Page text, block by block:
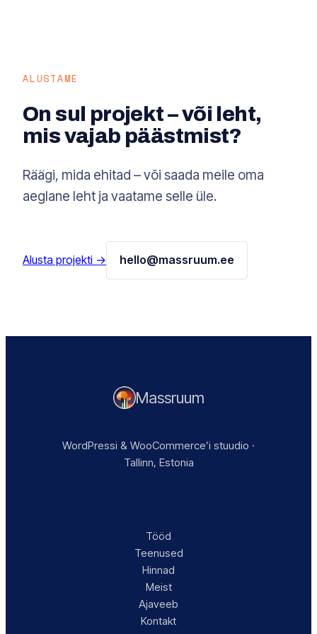
ALUSTAME
On sul projekt – või leht,
mis vajab päästmist?
Räägi, mida ehitad – või saada meile oma
aeglane leht ja vaatame selle üle.
Alusta projekti → hello@massruum.ee
Massruum
WordPressi & WooCommerce’i stuudio ·
Tallinn, Estonia
Tööd
Teenused
Hinnad
Meist
Ajaveeb
Kontakt